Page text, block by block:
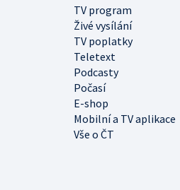
TV program
Živé vysílání
TV poplatky
Teletext
Podcasty
Počasí
E-shop
Mobilní a TV aplikace
Vše o ČT